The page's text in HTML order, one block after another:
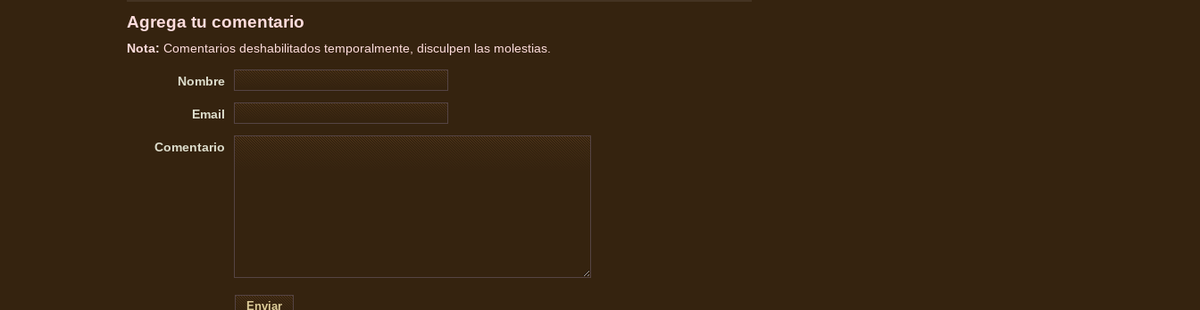
Agrega tu comentario
Nota: Comentarios deshabilitados temporalmente, disculpen las molestias.
Nombre
Email
Comentario
Enviar